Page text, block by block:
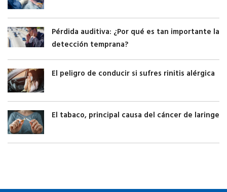
Pérdida auditiva: ¿Por qué es tan importante la
detección temprana?
El peligro de conducir si sufres rinitis alérgica
El tabaco, principal causa del cáncer de laringe